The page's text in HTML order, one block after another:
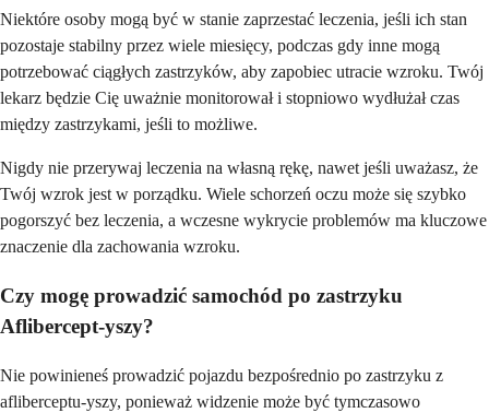
Niektóre osoby mogą być w stanie zaprzestać leczenia, jeśli ich stan
pozostaje stabilny przez wiele miesięcy, podczas gdy inne mogą
potrzebować ciągłych zastrzyków, aby zapobiec utracie wzroku. Twój
lekarz będzie Cię uważnie monitorował i stopniowo wydłużał czas
między zastrzykami, jeśli to możliwe.
Nigdy nie przerywaj leczenia na własną rękę, nawet jeśli uważasz, że
Twój wzrok jest w porządku. Wiele schorzeń oczu może się szybko
pogorszyć bez leczenia, a wczesne wykrycie problemów ma kluczowe
znaczenie dla zachowania wzroku.
Czy mogę prowadzić samochód po zastrzyku
Aflibercept-yszy?
Nie powinieneś prowadzić pojazdu bezpośrednio po zastrzyku z
afliberceptu-yszy, ponieważ widzenie może być tymczasowo